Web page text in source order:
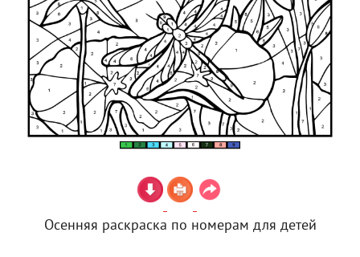
Осенняя раскраска по номерам для детей